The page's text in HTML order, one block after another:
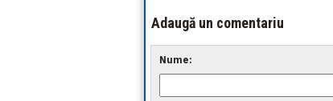
Adaugă un comentariu
Nume: